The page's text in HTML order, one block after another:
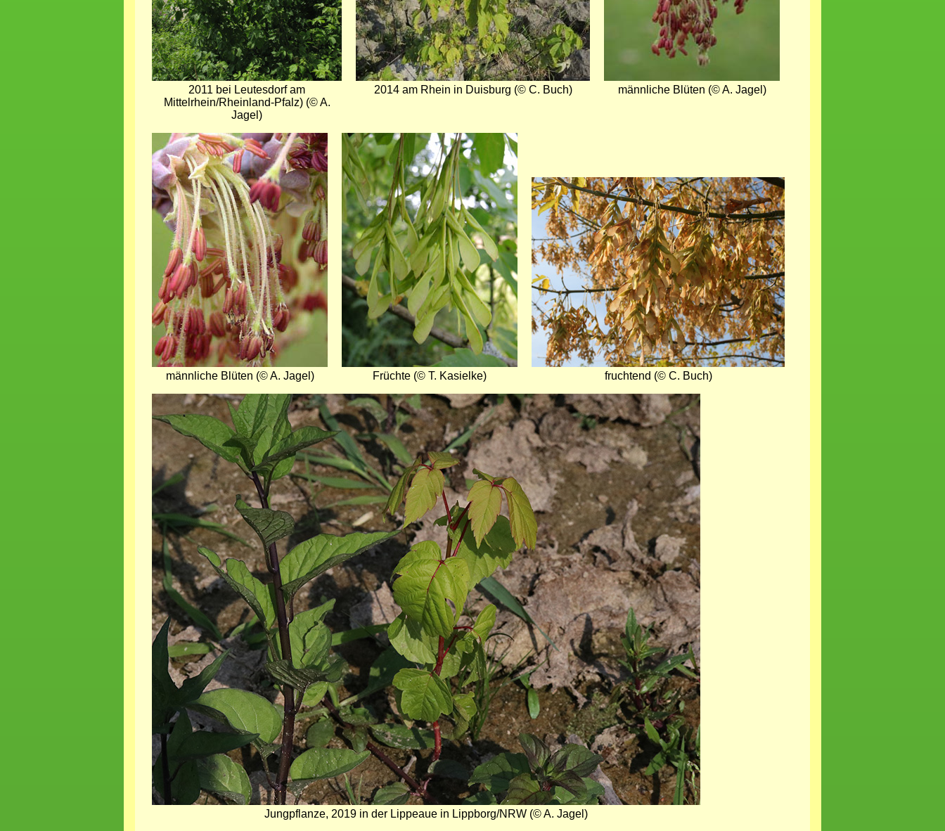
2011 bei Leutesdorf am
Mittelrhein/Rheinland-Pfalz) (© A.
Jagel)
2014 am Rhein in Duisburg (© C. Buch) männliche Blüten (© A. Jagel)
Bild
männliche Blüten (© A. Jagel)
Bild
Früchte (© T. Kasielke)
Bild
fruchtend (© C. Buch)
Bild
Jungpflanze, 2019 in der Lippeaue in Lippborg/NRW (© A. Jagel)